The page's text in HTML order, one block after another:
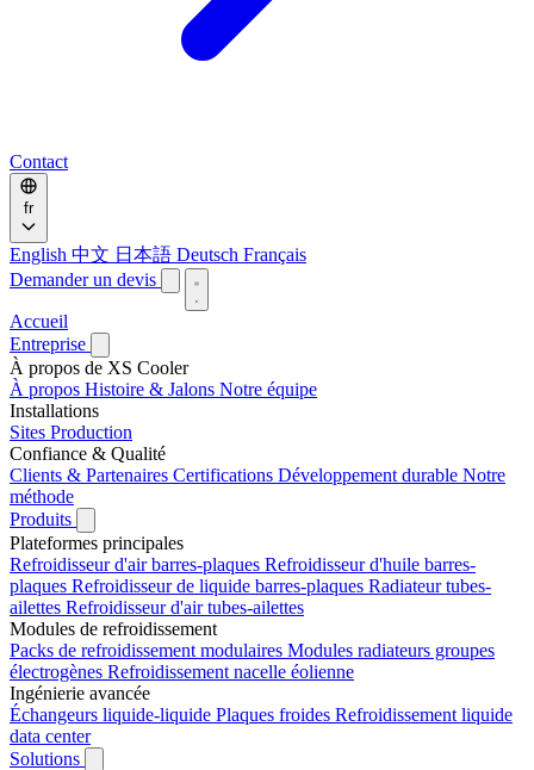
Contact
fr
English 中文 日本語 Deutsch Français
Demander un devis
Accueil
Entreprise
À propos de XS Cooler
À propos Histoire & Jalons Notre équipe
Installations
Sites Production
Confiance & Qualité
Clients & Partenaires Certifications Développement durable Notre
méthode
Produits
Plateformes principales
Refroidisseur d'air barres-plaques Refroidisseur d'huile barres-
plaques Refroidisseur de liquide barres-plaques Radiateur tubes-
ailettes Refroidisseur d'air tubes-ailettes
Modules de refroidissement
Packs de refroidissement modulaires Modules radiateurs groupes
électrogènes Refroidissement nacelle éolienne
Ingénierie avancée
Échangeurs liquide-liquide Plaques froides Refroidissement liquide
data center
Solutions